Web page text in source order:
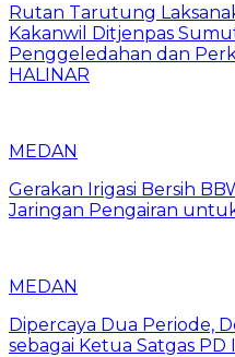
Rutan Tarutung
Kakanwil Ditjenpas
Penggeledahan dan
HALINAR
MEDAN
Gerakan Irigasi Bersih
Jaringan Pengairan
MEDAN
Dipercaya Dua Periode,
sebagai Ketua Satgas PD